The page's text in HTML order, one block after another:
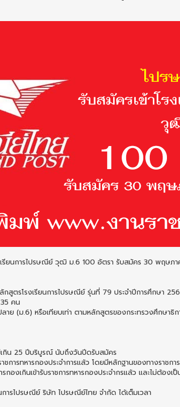
เรียนการไปรษณีย์ วุฒิ ม.6 100 อัตรา รับสมัคร 30 พฤษภ
กสูตรโรงเรียนการไปรษณีย์ รุ่นที่ 79 ประจำปีการศึกษา
คน
ย (ม.6) หรือเทียบเท่า ตามหลักสูตรของกระทรวงศึกษาธิก
เกิน 25 ปีบริบูรณ์ นับถึงวันปีดรับสมัคร
การทหารกองประจำการแล้ว โดยมีหลักฐานของทางราชกา
กองเกินเข้ารับราชการทหารกองประจำกรแล้ว และไม่ต้อง
นการไปรษณีย์ ริษัท ไปรษณีย์ไทย จำกัด ได้เต็มเวลา